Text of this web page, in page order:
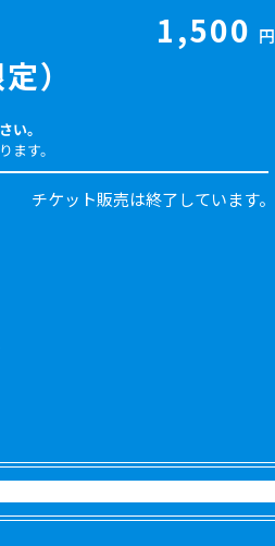
1,500 円
）
い。
す。
チケット販売は終了しています。